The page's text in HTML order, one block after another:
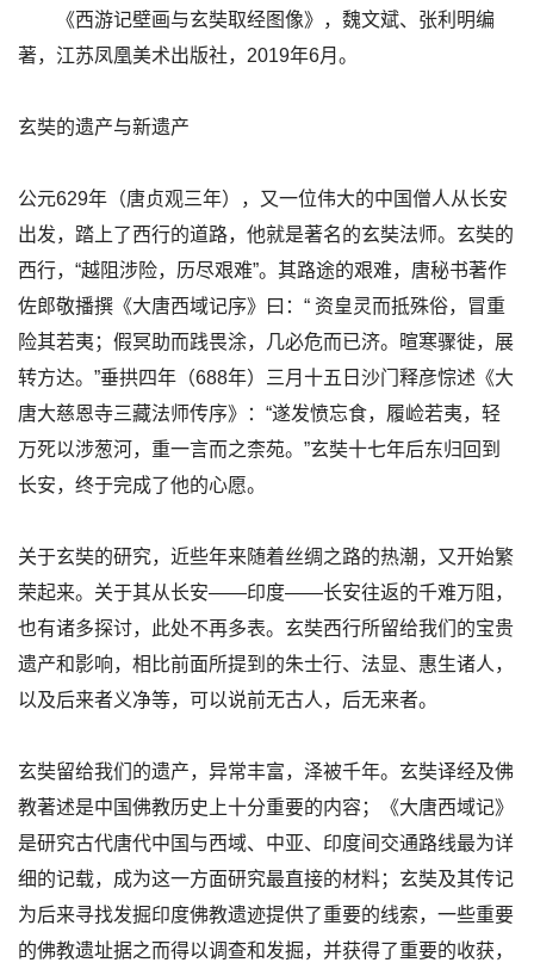
《西游记壁画与玄奘取经图像》，魏文斌、张利明编
著，江苏凤凰美术出版社，2019年6月。
玄奘的遗产与新遗产
公元629年（唐贞观三年），又一位伟大的中国僧人从长安
出发，踏上了西行的道路，他就是著名的玄奘法师。玄奘的
西行，“越阻涉险，历尽艰难”。其路途的艰难，唐秘书著作
佐郎敬播撰《大唐西域记序》曰：“ 资皇灵而抵殊俗，冒重
险其若夷；假冥助而践畏涂，几必危而已济。暄寒骤徙，展
转方达。”垂拱四年（688年）三月十五日沙门释彦悰述《大
唐大慈恩寺三藏法师传序》：“遂发愤忘食，履崄若夷，轻
万死以涉葱河，重一言而之柰苑。”玄奘十七年后东归回到
长安，终于完成了他的心愿。
关于玄奘的研究，近些年来随着丝绸之路的热潮，又开始繁
荣起来。关于其从长安——印度——长安往返的千难万阻，
也有诸多探讨，此处不再多表。玄奘西行所留给我们的宝贵
遗产和影响，相比前面所提到的朱士行、法显、惠生诸人，
以及后来者义净等，可以说前无古人，后无来者。
玄奘留给我们的遗产，异常丰富，泽被千年。玄奘译经及佛
教著述是中国佛教历史上十分重要的内容；《大唐西域记》
是研究古代唐代中国与西域、中亚、印度间交通路线最为详
细的记载，成为这一方面研究最直接的材料；玄奘及其传记
为后来寻找发掘印度佛教遗迹提供了重要的线索，一些重要
的佛教遗址据之而得以调查和发掘，并获得了重要的收获，